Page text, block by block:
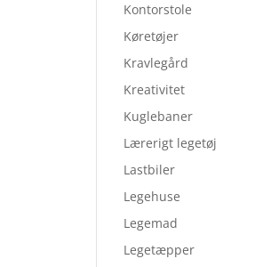
Kontorstole
Køretøjer
Kravlegård
Kreativitet
Kuglebaner
Lærerigt legetøj
Lastbiler
Legehuse
Legemad
Legetæpper